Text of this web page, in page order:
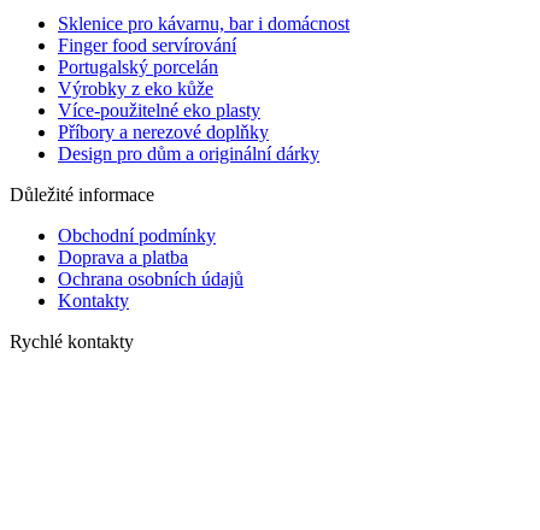
Sklenice pro kávarnu, bar i domácnost
Finger food servírování
Portugalský porcelán
Výrobky z eko kůže
Více-použitelné eko plasty
Příbory a nerezové doplňky
Design pro dům a originální dárky
Důležité informace
Obchodní podmínky
Doprava a platba
Ochrana osobních údajů
Kontakty
Rychlé kontakty